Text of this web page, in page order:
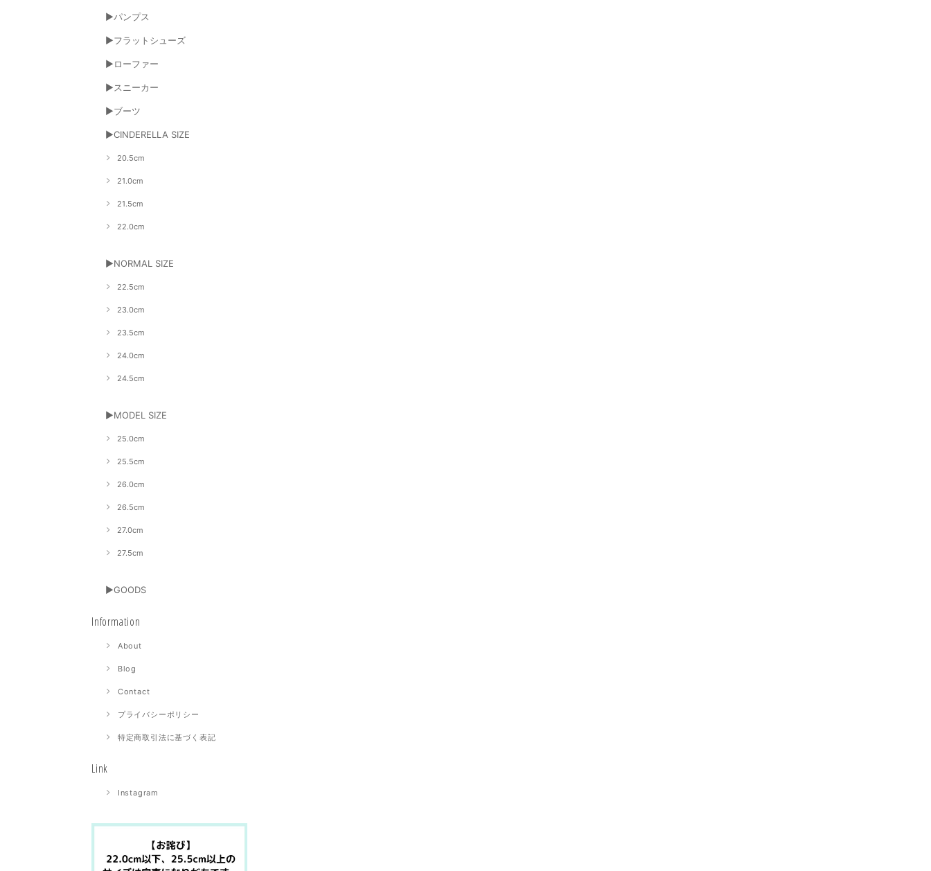
▶パンプス
▶フラットシューズ
▶ローファー
▶スニーカー
▶ブーツ
▶CINDERELLA SIZE
20.5cm
21.0cm
21.5cm
22.0cm
▶NORMAL SIZE
22.5cm
23.0cm
23.5cm
24.0cm
24.5cm
▶MODEL SIZE
25.0cm
25.5cm
26.0cm
26.5cm
27.0cm
27.5cm
▶GOODS
Information
About
Blog
Contact
プライバシーポリシー
特定商取引法に基づく表記
Link
Instagram